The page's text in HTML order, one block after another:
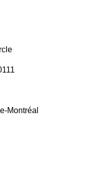
Montréal